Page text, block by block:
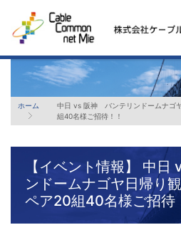
ホーム
中日 vs 阪神 バンテリンドームナゴ
組40名様ご招待！！
【イベント情報】 中
ンドームナゴヤ日帰
ペア20組40名様ご招待